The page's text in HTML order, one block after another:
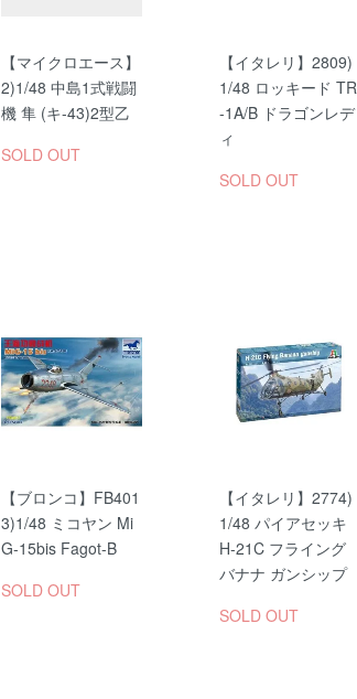
【マイクロエース】
2)1/48 中島1式戦闘
機 隼 (キ-43)2型乙
SOLD OUT
【イタレリ】2809)
1/48 ロッキード TR
-1A/B ドラゴンレデ
ィ
SOLD OUT
【ブロンコ】FB401
3)1/48 ミコヤン Mi
G-15bis Fagot-B
SOLD OUT
【イタレリ】2774)
1/48 パイアセッキ
H-21C フライング
バナナ ガンシップ
SOLD OUT